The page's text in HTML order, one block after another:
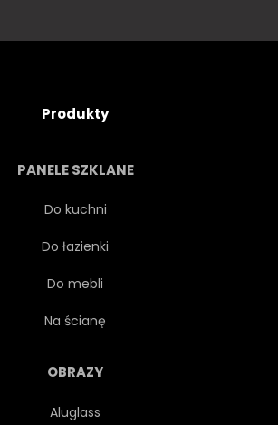
Produkty
PANELE SZKLANE
Do kuchni
Do łazienki
Do mebli
Na ścianę
OBRAZY
Aluglass